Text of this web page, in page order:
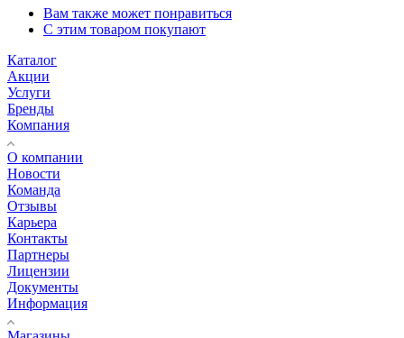
Вам также может понравиться
С этим товаром покупают
Каталог
Акции
Услуги
Бренды
Компания
О компании
Новости
Команда
Отзывы
Карьера
Контакты
Партнеры
Лицензии
Документы
Информация